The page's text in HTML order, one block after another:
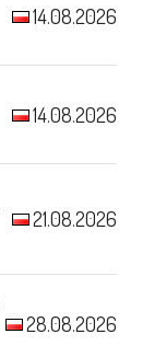
14.08.2026
14.08.2026
21.08.2026
28.08.2026